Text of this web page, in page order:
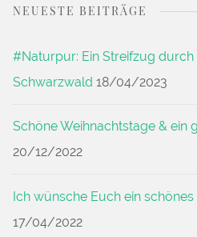
NEUESTE BEITRÄGE
#Naturpur: Ein Streifzug
Schwarzwald 18/04/2023
Schöne Weihnachtstage & ein
20/12/2022
Ich wünsche Euch ein
17/04/2022